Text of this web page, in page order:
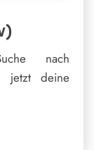
nach
jetzt deine